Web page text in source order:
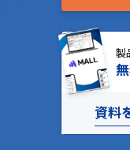
製
資料